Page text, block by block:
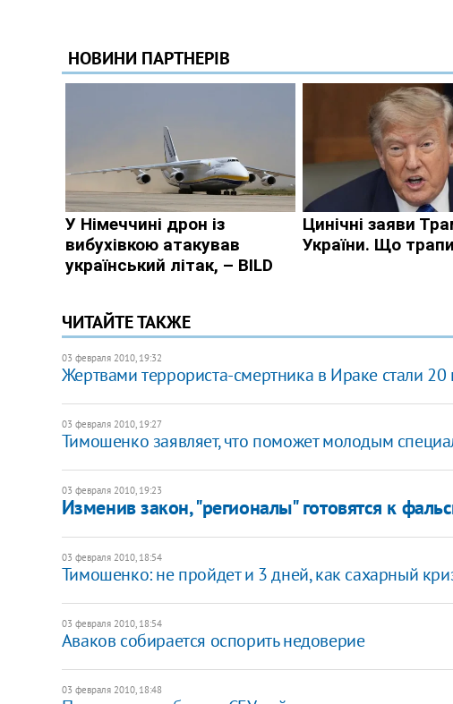
ЧИТАЙТЕ ТАКЖЕ
03 февраля 2010, 19:32
Жертвами террориста-смертника в Ираке стали
03 февраля 2010, 19:27
Тимошенко заявляет, что поможет молодым
03 февраля 2010, 19:23
Изменив закон, "регионалы" готовятся к
03 февраля 2010, 18:54
Тимошенко: не пройдет и 3 дней, как сахарный
03 февраля 2010, 18:54
Аваков собирается оспорить недоверие
03 февраля 2010, 18:48